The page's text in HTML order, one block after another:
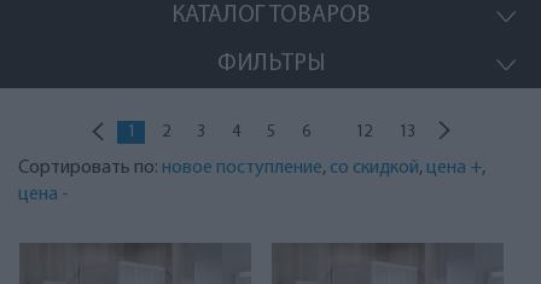
КАТАЛОГ ТОВАРОВ
ФИЛЬТРЫ
1 2 3 4 5 6 12 13
Сортировать по: новое поступление, со скидкой, цена +,
цена -